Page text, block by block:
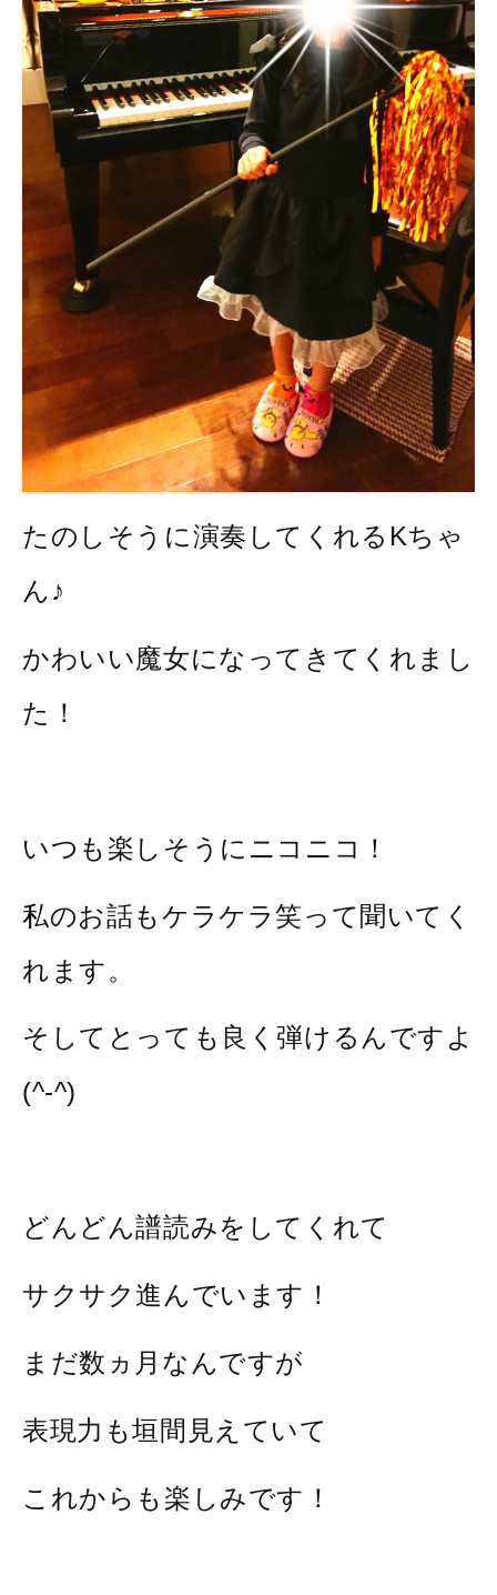
たのしそうに演奏してくれるKちゃ
ん♪
かわいい魔女になってきてくれまし
た！
いつも楽しそうにニコニコ！
私のお話もケラケラ笑って聞いてく
れます。
そしてとっても良く弾けるんですよ
(^-^)
どんどん譜読みをしてくれて
サクサク進んでいます！
まだ数ヵ月なんですが
表現力も垣間見えていて
これからも楽しみです！